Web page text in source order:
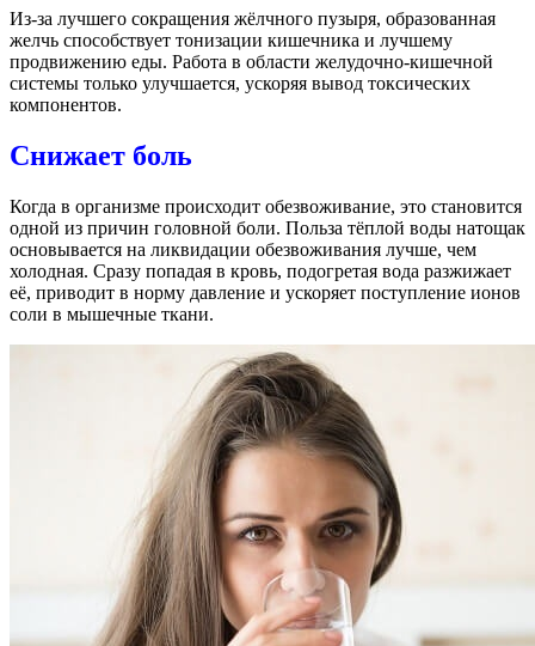
Из-за лучшего сокращения жёлчного пузыря, образованная
желчь способствует тонизации кишечника и лучшему
продвижению еды. Работа в области желудочно-кишечной
системы только улучшается, ускоряя вывод токсических
компонентов.
Снижает боль
Когда в организме происходит обезвоживание, это становится
одной из причин головной боли. Польза тёплой воды натощак
основывается на ликвидации обезвоживания лучше, чем
холодная. Сразу попадая в кровь, подогретая вода разжижает
её, приводит в норму давление и ускоряет поступление ионов
соли в мышечные ткани.